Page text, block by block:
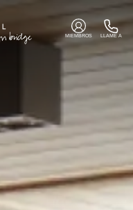
MIEMBROS LLAME A